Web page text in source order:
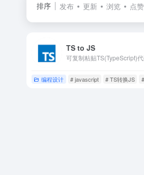
排序 发布 更新 浏览 点赞
TS to JS
编程设计 # javascript # TS转换JS